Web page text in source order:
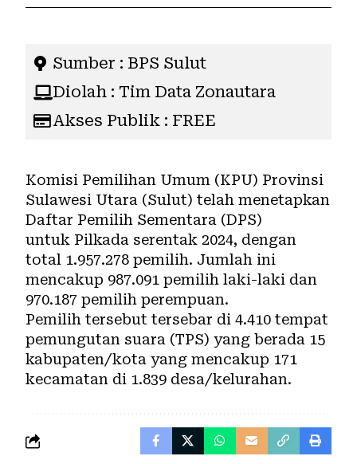
Sumber : BPS Sulut
Diolah : Tim Data Zonautara
Akses Publik : FREE
Komisi Pemilihan Umum (KPU) Provinsi
Sulawesi Utara (Sulut) telah menetapkan
Daftar Pemilih Sementara (DPS)
untuk Pilkada serentak 2024, dengan
total 1.957.278 pemilih. Jumlah ini
mencakup 987.091 pemilih laki-laki dan
970.187 pemilih perempuan.
Pemilih tersebut tersebar di 4.410 tempat
pemungutan suara (TPS) yang berada 15
kabupaten/kota yang mencakup 171
kecamatan di 1.839 desa/kelurahan.